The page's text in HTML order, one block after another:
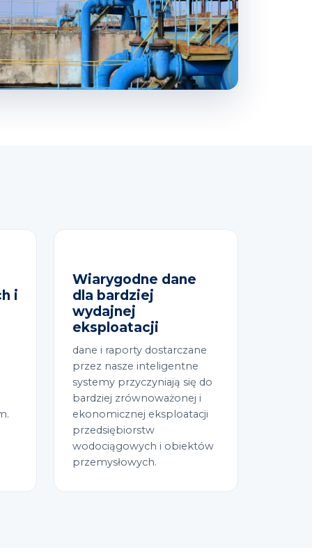
i
Wiarygodne dane
dla bardziej
wydajnej
eksploatacji
dane i raporty dostarczane
przez nasze inteligentne
systemy przyczyniają się do
bardziej zrównoważonej i
ekonomicznej eksploatacji
przedsiębiorstw
wodociągowych i obiektów
przemysłowych.